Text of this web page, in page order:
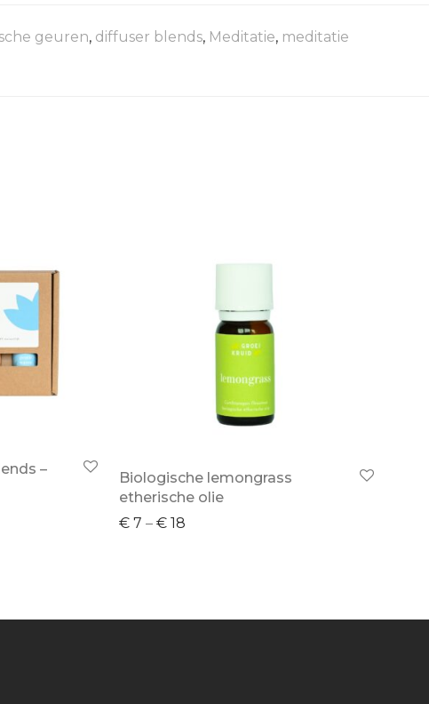
geuren, diffuser blends, Meditatie, meditatie
–
Biologische lemongrass
etherische olie
€ 7 – € 18